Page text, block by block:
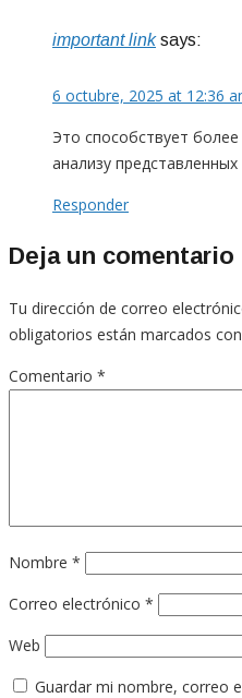
important link says:
6 octubre, 2025 at 12:36
Это способствует
анализу
Responder
Deja un comentario
Tu dirección de correo
obligatorios están marcados con
Comentario *
Nombre *
Correo electrónico *
Web
Guardar mi nombre, correo